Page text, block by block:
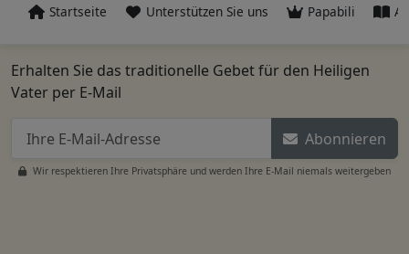
Startseite Unterstützen Sie uns Papabili
Erhalten Sie das traditionelle Gebet für den Heiligen
Vater per E-Mail
Abonnieren
Wir respektieren Ihre Privatsphäre und werden Ihre E-Mail niemals weitergeben